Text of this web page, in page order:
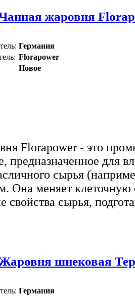
жаровня
Германия
Florapower
Новое
Florapower - это
предназначенное для
сырья
Она меняет клеточную
свойства сырья,
шнековая
Германия